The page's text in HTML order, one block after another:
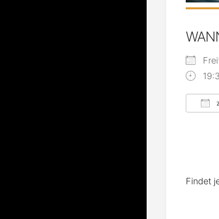
Findet